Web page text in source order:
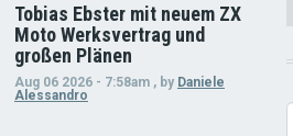
Tobias Ebster mit neuem ZX
Moto Werksvertrag und
großen Plänen
Aug 06 2026 - 7:58am , by Daniele
Alessandro